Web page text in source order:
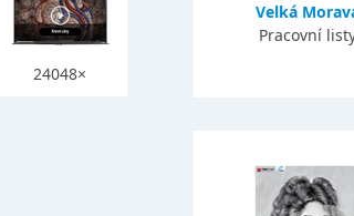
Velká
Pracovní
24048×